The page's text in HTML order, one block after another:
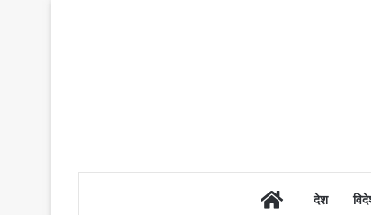
Homeदेश